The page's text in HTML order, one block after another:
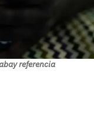
referencia